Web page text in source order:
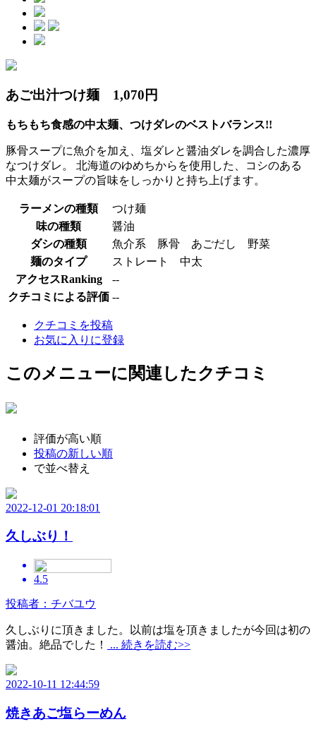
あご出汁つけ麺 1,070円
もちもち食感の中太麺、つけダレのベストバランス!!
豚骨スープに魚介を加え、塩ダレと醤油ダレを調合した濃厚
なつけダレ。 北海道のゆめちからを使用した、コシのある
中太麺がスープの旨味をしっかりと持ち上げます。
ラーメンの種類
つけ麺
味の種類
醤油
ダシの種類
魚介系 豚骨 あごだし 野菜
麺のタイプ
ストレート 中太
アクセスRanking
--
クチコミによる評価 --
クチコミを投稿
お気に入りに登録
このメニューに関連したクチコミ
評価が高い順
投稿の新しい順
で並べ替え
2022-12-01 20:18:01
久しぶり！
4.5
投稿者：チバユウ
久しぶりに頂きました。以前は塩を頂きましたが今回は初の
醤油。絶品でした！
... 続きを読む>>
2022-10-11 12:44:59
焼きあご塩らーめん